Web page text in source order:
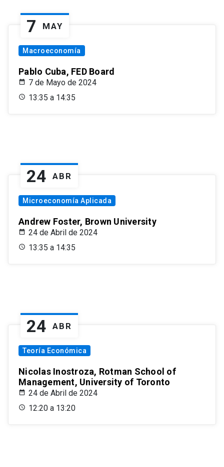
7 MAY
Macroeconomía
Pablo Cuba, FED Board
7 de Mayo de 2024
13:35 a 14:35
24 ABR
Microeconomía Aplicada
Andrew Foster, Brown University
24 de Abril de 2024
13:35 a 14:35
24 ABR
Teoría Económica
Nicolas Inostroza, Rotman School of
Management, University of Toronto
24 de Abril de 2024
12:20 a 13:20